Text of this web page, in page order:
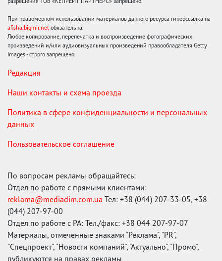
При правомерном использовании материалов данного ресурса гиперссылка на
afisha.bigmir.net обязательна.
Любое копирование, перепечатка и воспроизведение фотографических
произведений и/или аудиовизуальных произведений правообладателя Getty
Images - строго запрещено.
Редакция
Наши контакты и схема проезда
Политика в сфере конфиденциальности и персональных
данных
Пользовательское соглашение
По вопросам рекламы обращайтесь:
Отдел по работе с прямыми клиентами:
reklama@mediadim.com.ua Тел: +38 (044) 207-33-05, +38
(044) 207-97-00
Отдел по работе с РА: Тел./факс: +38 044 207-97-07
Материалы, отмеченные знаками "Реклама", "PR",
"Спецпроект", "Новости компаний", "Актуально", "Промо",
публикуются на правах рекламы